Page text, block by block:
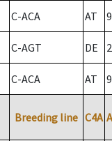
C-ACA AT
C-AGT DE 2
C-ACA AT
Breeding line C4A